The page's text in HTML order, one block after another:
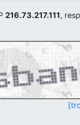
216.73.217.111,